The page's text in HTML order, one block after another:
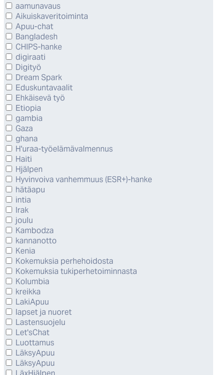
aamunavaus
Aikuiskaveritoiminta
Apuu-chat
Bangladesh
CHIPS-hanke
digiraati
Digityö
Dream Spark
Eduskuntavaalit
Ehkäisevä työ
Etiopia
gambia
Gaza
ghana
H'uraa-työelämävalmennus
Haiti
Hjälpen
Hyvinvoiva vanhemmuus (ESR+)-hanke
hätäapu
intia
Irak
joulu
Kambodza
kannanotto
Kenia
Kokemuksia perhehoidosta
Kokemuksia tukiperhetoiminnasta
Kolumbia
kreikka
LakiApuu
lapset ja nuoret
Lastensuojelu
Let'sChat
Luottamus
LäksyApuu
LäksyApuu